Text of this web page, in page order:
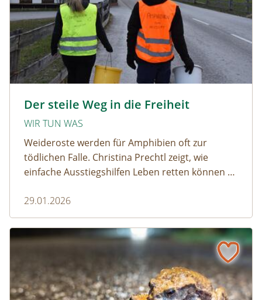
Der steile Weg in die Freiheit
WIR TUN WAS
Weideroste werden für Amphibien oft zur
tödlichen Falle. Christina Prechtl zeigt, wie
einfache Ausstiegshilfen Leben retten können –
Aufwand.
29.01.2026
Wenn der Weiderost zur Falle wird